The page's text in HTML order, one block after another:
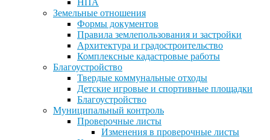
НПА
Земельные отношения
Формы документов
Правила землепользования и застройки
Архитектура и градостроительство
Комплексные кадастровые работы
Благоустройство
Твердые коммунальные отходы
Детские игровые и спортивные площадки
Благоустройство
Муниципальный контроль
Проверочные листы
Изменения в проверочные листы